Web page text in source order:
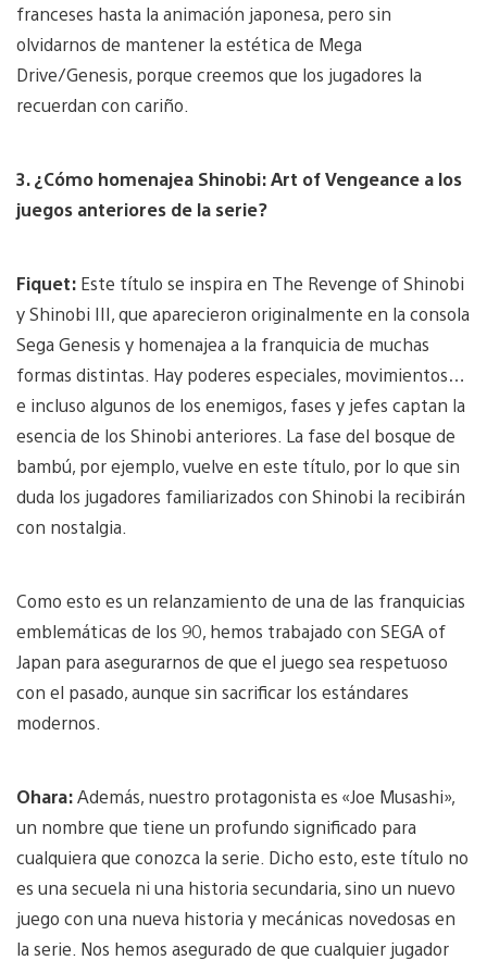
franceses hasta la animación japonesa, pero sin
olvidarnos de mantener la estética de Mega
Drive/Genesis, porque creemos que los jugadores la
recuerdan con cariño.
3. ¿Cómo homenajea Shinobi: Art of Vengeance a los
juegos anteriores de la serie?
Fiquet: Este título se inspira en The Revenge of Shinobi
y Shinobi III, que aparecieron originalmente en la consola
Sega Genesis y homenajea a la franquicia de muchas
formas distintas. Hay poderes especiales, movimientos…
e incluso algunos de los enemigos, fases y jefes captan la
esencia de los Shinobi anteriores. La fase del bosque de
bambú, por ejemplo, vuelve en este título, por lo que sin
duda los jugadores familiarizados con Shinobi la recibirán
con nostalgia.
Como esto es un relanzamiento de una de las franquicias
emblemáticas de los 90, hemos trabajado con SEGA of
Japan para asegurarnos de que el juego sea respetuoso
con el pasado, aunque sin sacrificar los estándares
modernos.
Ohara:Además, nuestro protagonista es «Joe Musashi»,
un nombre que tiene un profundo significado para
cualquiera que conozca la serie. Dicho esto, este título no
es una secuela ni una historia secundaria, sino un nuevo
juego con una nueva historia y mecánicas novedosas en
la serie. Nos hemos asegurado de que cualquier jugador